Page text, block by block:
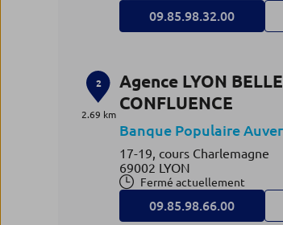
09.85.98.32.00
2
2.69 km
Agence LYON
CONFLUENCE
Banque Populaire
17-19, cours Charlemagne
69002 LYON
Fermé actuellement
09.85.98.66.00